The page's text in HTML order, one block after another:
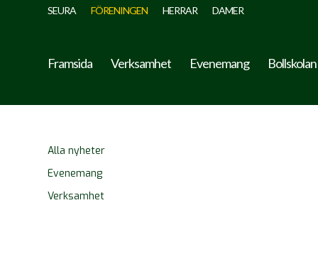
SEURA FÖRENINGEN HERRAR DAMER
Framsida Verksamhet Evenemang Bollskolan
Alla nyheter
Evenemang
Verksamhet